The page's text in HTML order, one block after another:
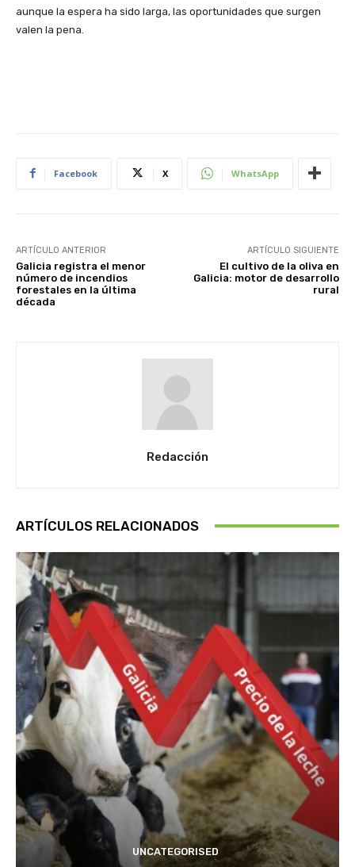
aunque la espera ha sido larga, las oportunidades que surgen
valen la pena.
Facebook X WhatsApp
ARTÍCULO ANTERIOR
Galicia registra el menor
número de incendios
forestales en la última
década
ARTÍCULO SIGUIENTE
El cultivo de la oliva en
Galicia: motor de desarrollo
rural
Redacción
ARTÍCULOS RELACIONADOS
UNCATEGORISED